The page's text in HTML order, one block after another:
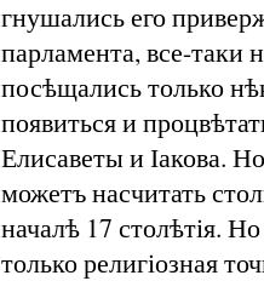
гнушались его
парламента, все-таки
посѣщались только
появиться и
Елисаветы и Іакова.
можетъ насчитать
началѣ 17 столѣтія.
только религіозная